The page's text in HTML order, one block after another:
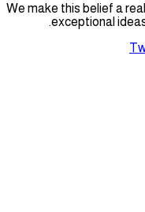
We make this belief a
exceptional